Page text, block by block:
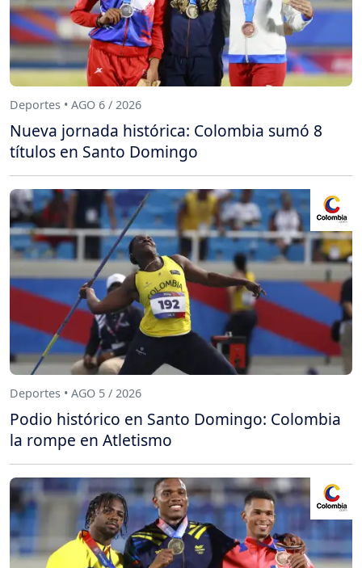
Deportes • AGO 6 / 2026
Nueva jornada histórica: Colombia sumó 8
títulos en Santo Domingo
Deportes • AGO 5 / 2026
Podio histórico en Santo Domingo: Colombia
la rompe en Atletismo